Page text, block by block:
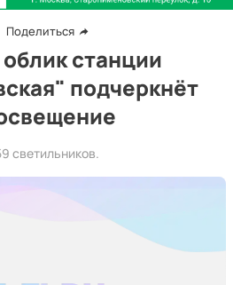
Поделиться
станции
подчеркнёт
светильников.